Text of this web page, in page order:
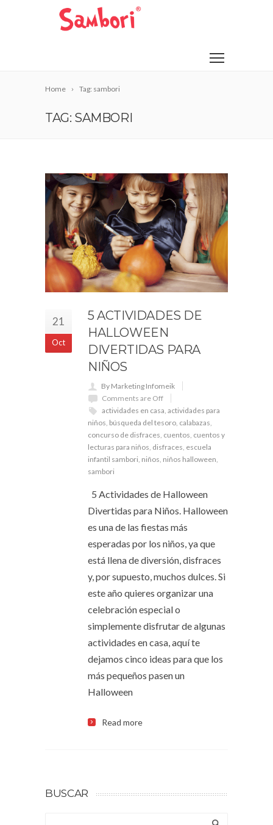
Home Tag: sambori
TAG: SAMBORI
21
Oct
5 ACTIVIDADES DE
HALLOWEEN
DIVERTIDAS PARA
NIÑOS
By Marketing Infomeik
Comments are Off
actividades en casa actividades para
niños búsqueda del tesoro calabazas
concurso de disfraces cuentos cuentos y
lecturas para niños disfraces escuela
infantil sambori niños niños halloween
sambori
5 Actividades de Halloween
Divertidas para Niños. Halloween
es una de las fiestas más
esperadas por los niños, ya que
está llena de diversión, disfraces
y, por supuesto, muchos dulces. Si
este año quieres organizar una
celebración especial o
simplemente disfrutar de algunas
actividades en casa, aquí te
dejamos cinco ideas para que los
más pequeños pasen un
Halloween
Read more
BUSCAR